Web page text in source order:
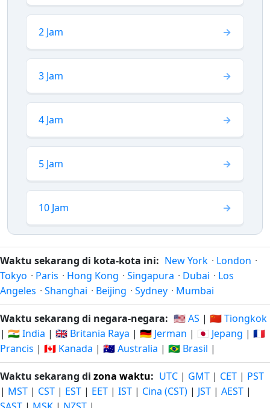
2 Jam
3 Jam
4 Jam
5 Jam
10 Jam
Waktu sekarang di kota-kota ini: New York · London ·
Tokyo · Paris · Hong Kong · Singapura · Dubai · Los
Angeles · Shanghai · Beijing · Sydney · Mumbai
Waktu sekarang di negara-negara: 🇺🇸 AS | 🇨🇳 Tiongkok
| 🇮🇳 India | 🇬🇧 Britania Raya | 🇩🇪 Jerman | 🇯🇵 Jepang | 🇫🇷
Prancis | 🇨🇦 Kanada | 🇦🇺 Australia | 🇧🇷 Brasil |
Waktu sekarang di zona waktu: UTC | GMT | CET | PST
| MST | CST | EST | EET | IST | Cina (CST) | JST | AEST |